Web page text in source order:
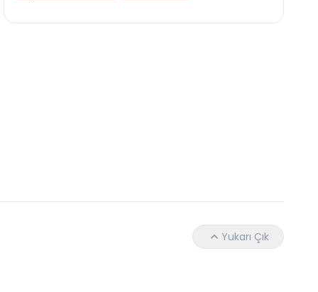
Yukarı Çık